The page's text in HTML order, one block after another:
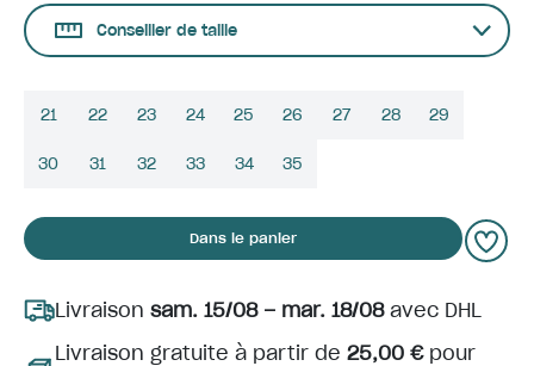
Conseiller de taille
21 22 23 24 25 26 27 28 29
30 31 32 33 34 35
Dans le panier
Livraison sam. 15/08 – mar. 18/08avec DHL
Livraison gratuite à partir de 25,00 €pour